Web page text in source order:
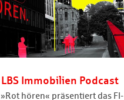
Immobilien Podcast
hören« präsentiert das FI-